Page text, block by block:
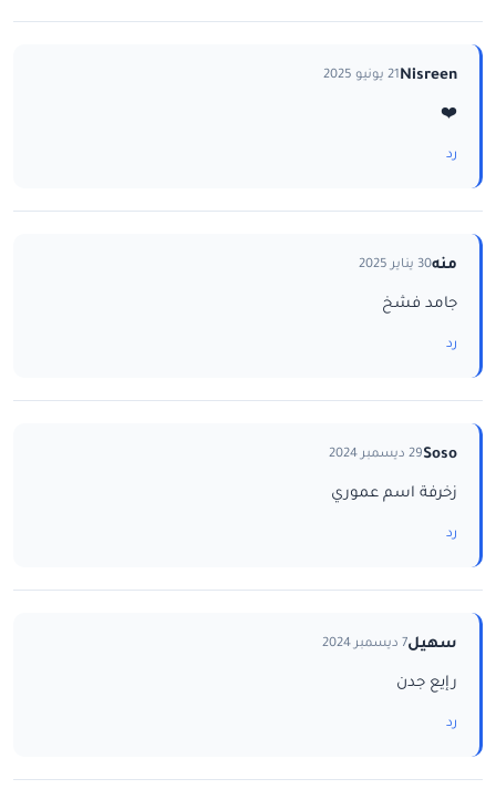
Nisreen21 يونيو 2025
❤️
رد
منه30 يناير 2025
جامد فشخ
رد
Soso29 ديسمبر 2024
زخرفة اسم عموري
رد
سهيل7 ديسمبر 2024
رإيع جدن
رد